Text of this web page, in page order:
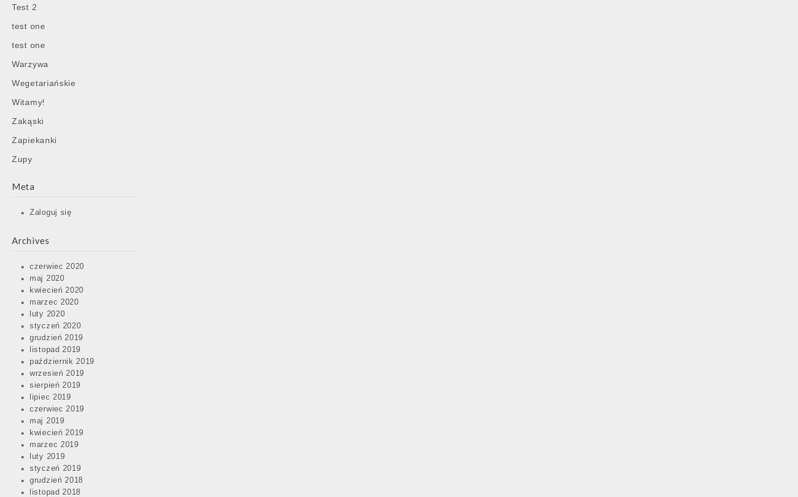
Test 2
test one
test one
Warzywa
Wegetariańskie
Witamy!
Zakąski
Zapiekanki
Zupy
Meta
Zaloguj się
Archives
czerwiec 2020
maj 2020
kwiecień 2020
marzec 2020
luty 2020
styczeń 2020
grudzień 2019
listopad 2019
październik 2019
wrzesień 2019
sierpień 2019
lipiec 2019
czerwiec 2019
maj 2019
kwiecień 2019
marzec 2019
luty 2019
styczeń 2019
grudzień 2018
listopad 2018